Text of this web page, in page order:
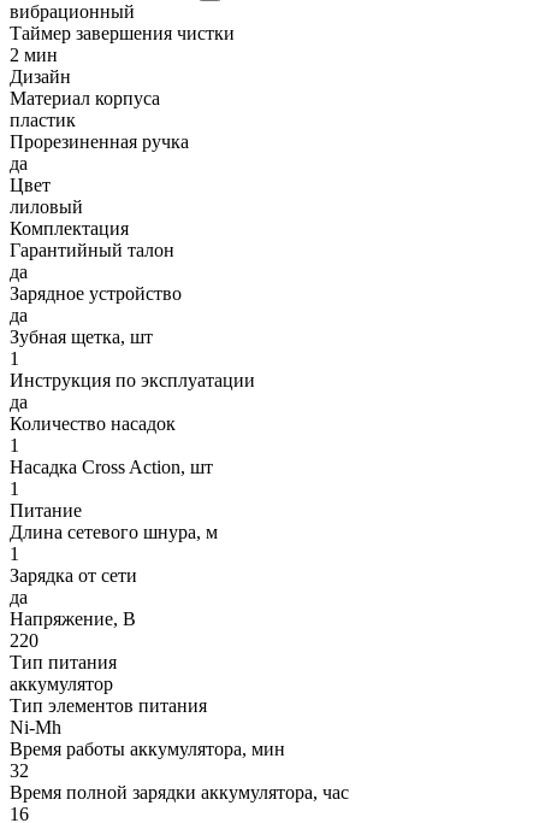
вибрационный
Таймер завершения чистки
2 мин
Дизайн
Материал корпуса
пластик
Прорезиненная ручка
да
Цвет
лиловый
Комплектация
Гарантийный талон
да
Зарядное устройство
да
Зубная щетка, шт
1
Инструкция по эксплуатации
да
Количество насадок
1
Насадка Cross Action, шт
1
Питание
Длина сетевого шнура, м
1
Зарядка от сети
да
Напряжение, В
220
Тип питания
аккумулятор
Тип элементов питания
Ni-Mh
Время работы аккумулятора, мин
32
Время полной зарядки аккумулятора, час
16